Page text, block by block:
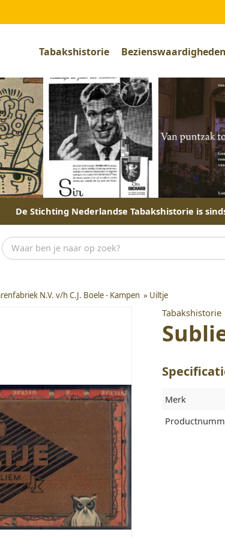
Tabakshistorie Bezienswaardigheden
De Stichting Nederlandse Tabakshistorie is
N.V. v/h C.J. Boele - Kampen » Uiltje
Tabakshistorie
Merk